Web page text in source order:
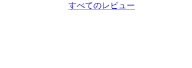
すべてのレビュー